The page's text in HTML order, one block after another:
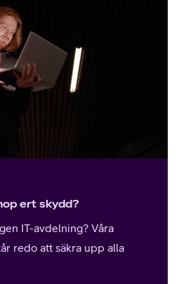
ert skydd?
IT-avdelning? Våra
redo att säkra upp alla